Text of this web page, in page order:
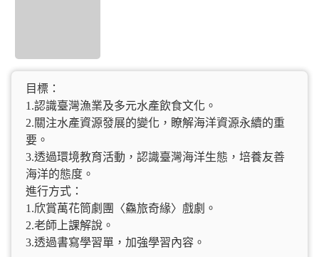
目標：
1.認識臺灣漁業及多元水產飲食文化。
2.關注水產資源發展的變化，瞭解海洋資源永續的重
要。
3.透過環境教育活動，認識臺灣海洋生態，培養友善
海洋的態度。
進行方式：
1.欣賞萬花筒劇團〈鱻旅奇緣〉戲劇。
2.老師上課解說。
3.透過書寫學習單，加強學習內容。